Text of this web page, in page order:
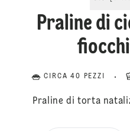
Praline di
CIRCA 40 PEZZI
Praline di torta